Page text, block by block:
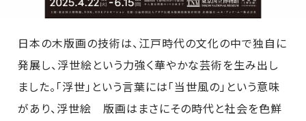
日本の木版画の技術は、江戸時代の文化の中で独自に
発展し、浮世絵という力強く華やかな芸術を生み出し
ました。「浮世」という言葉には「当世風の」という意味
があり、浮世絵 版画はまさにその時代と社会を色鮮